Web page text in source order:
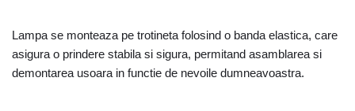
Lampa se monteaza pe trotineta folosind o banda elastica, care
asigura o prindere stabila si sigura, permitand asamblarea si
demontarea usoara in functie de nevoile dumneavoastra.